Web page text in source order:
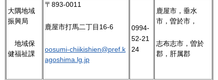
大隅地域
振興局
地域保
健福祉課
〒893-0011
鹿屋市打馬二丁目16-6
oosumi-chiikishien@pref.k
agoshima.lg.jp
0994-
52-21
24
鹿屋市，垂水
市，曽於市，
志布志市，曽於
郡，肝属郡